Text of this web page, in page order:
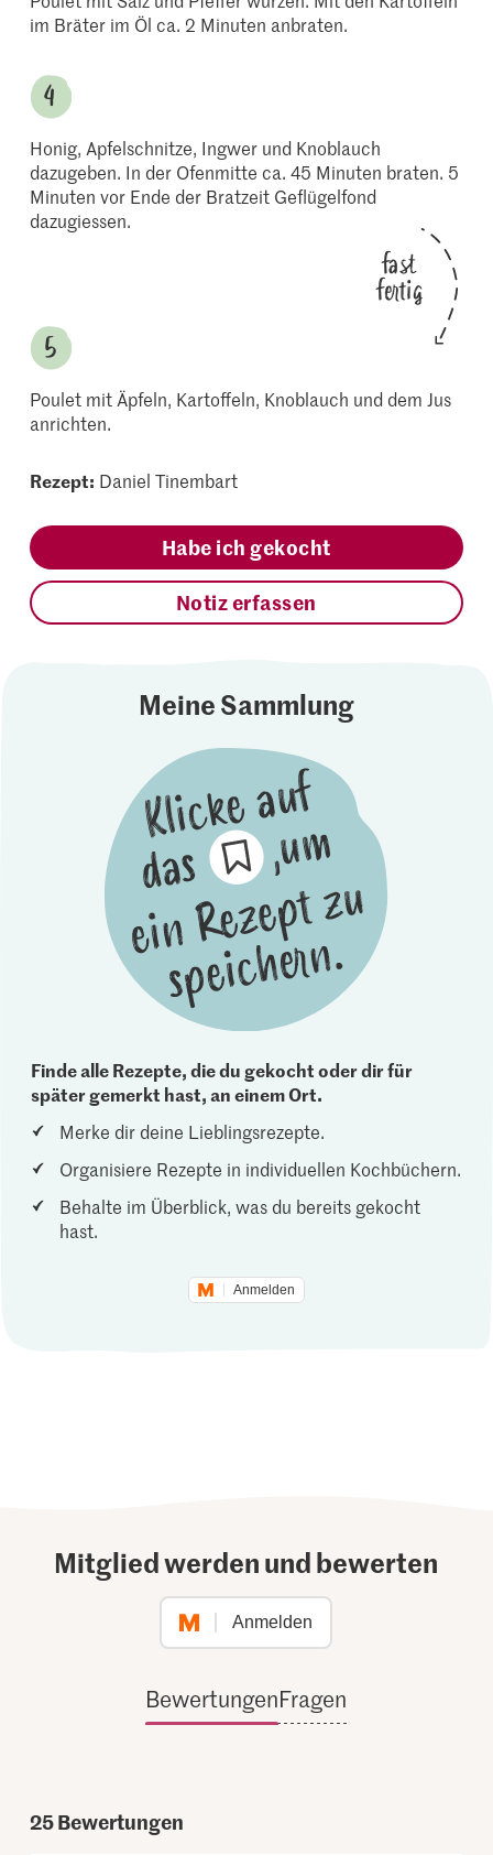
im Bräter im Öl ca. 2 Minuten anbraten.
Honig, Apfelschnitze, Ingwer und Knoblauch
dazugeben. In der Ofenmitte ca. 45 Minuten braten. 5
Minuten vor Ende der Bratzeit Geflügelfond
dazugiessen.
fast
fertig
Poulet mit Äpfeln, Kartoffeln, Knoblauch und dem Jus
anrichten.
Rezept: Daniel Tinembart
Habe ich gekocht
Notiz erfassen
Meine Sammlung
Finde alle Rezepte, die du gekocht oder dir für
später gemerkt hast, an einem Ort.
Merke dir deine Lieblingsrezepte.
Organisiere Rezepte in individuellen Kochbüchern.
Behalte im Überblick, was du bereits gekocht
hast.
Anmelden
Mitglied werden und bewerten
Anmelden
BewertungenFragen
25Bewertungen